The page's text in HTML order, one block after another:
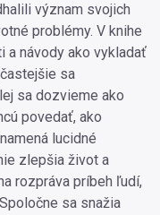
význam svojich
problémy. V knihe
a návody ako vykladať
sa
sa dozvieme ako
povedať, ako
lucidné
zlepšia život a
rozpráva príbeh ľudí,
sa snažia